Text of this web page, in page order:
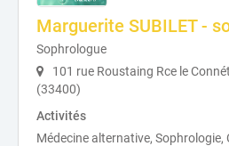
Marguerite SUBILET -
Sophrologue
101 rue Roustaing Rce le
(33400)
Activités
Médecine alternative, Sophrologie,